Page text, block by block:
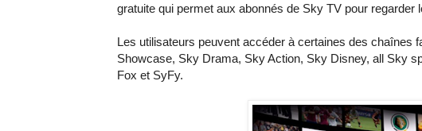
gratuite qui permet aux abonnés de Sky TV pour
Les utilisateurs peuvent accéder à certaines des chaînes
Showcase, Sky Drama, Sky Action, Sky Disney, all Sky
Fox et SyFy.